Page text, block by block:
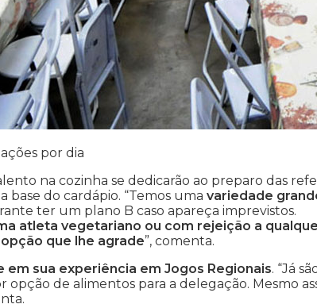
por dia
na cozinha se dedicarão ao preparo das
base do cardápio. “Temos uma variedade
ter um plano B caso apareça imprevistos.
atleta vegetariano ou com rejeição a
que lhe agrade”, comenta.
sua experiência em Jogos Regionais. “Já
de alimentos para a delegação. Mesmo